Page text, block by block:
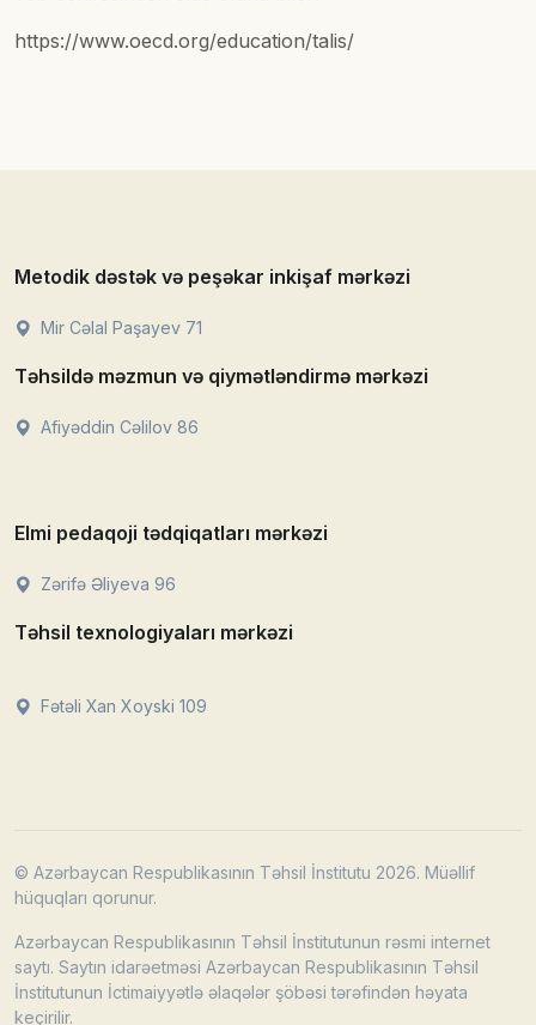
https://www.oecd.org/education/talis/
Metodik dəstək və peşəkar inkişaf mərkəzi
Mir Cəlal Paşayev 71
Təhsildə məzmun və qiymətləndirmə mərkəzi
Afiyəddin Cəlilov 86
Elmi pedaqoji tədqiqatları mərkəzi
Zərifə Əliyeva 96
Təhsil texnologiyaları mərkəzi
Fətəli Xan Xoyski 109
© Azərbaycan Respublikasının Təhsil İnstitutu 2026. Müəllif
hüquqları qorunur.
Azərbaycan Respublikasının Təhsil İnstitutunun rəsmi internet
saytı. Saytın idarəetməsi Azərbaycan Respublikasının Təhsil
İnstitutunun İctimaiyyətlə əlaqələr şöbəsi tərəfindən həyata
keçirilir.